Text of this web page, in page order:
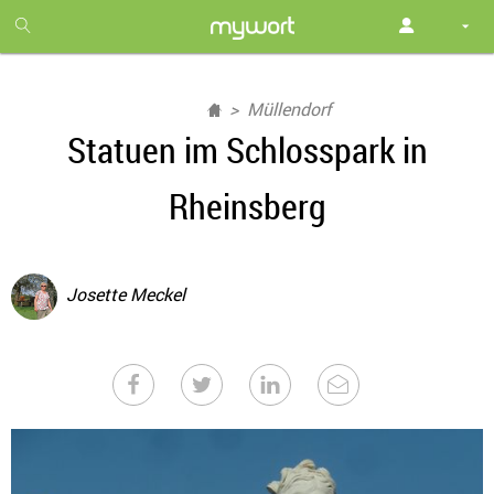
month
free
Müllendorf
Statuen im Schlosspark in
Rheinsberg
Josette Meckel